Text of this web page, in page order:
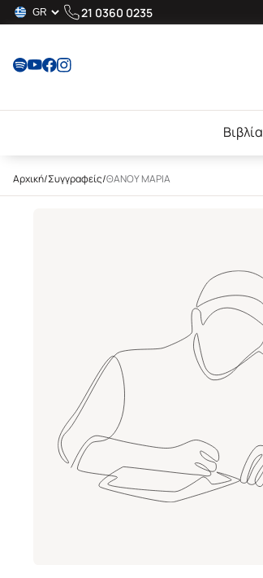
21 0360 0235
Βιβλία
Αρχική/Συγγραφείς/ΘΑΝΟΥ ΜΑΡΙΑ